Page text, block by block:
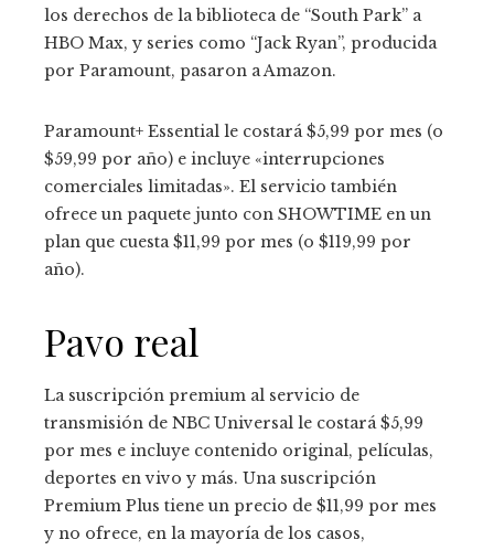
los derechos de la biblioteca de “South Park” a
HBO Max, y series como “Jack Ryan”, producida
por Paramount, pasaron a Amazon.
Paramount+ Essential le costará $5,99 por mes (o
$59,99 por año) e incluye «interrupciones
comerciales limitadas». El servicio también
ofrece un paquete junto con SHOWTIME en un
plan que cuesta $11,99 por mes (o $119,99 por
año).
Pavo real
La suscripción premium al servicio de
transmisión de NBC Universal le costará $5,99
por mes e incluye contenido original, películas,
deportes en vivo y más. Una suscripción
Premium Plus tiene un precio de $11,99 por mes
y no ofrece, en la mayoría de los casos,